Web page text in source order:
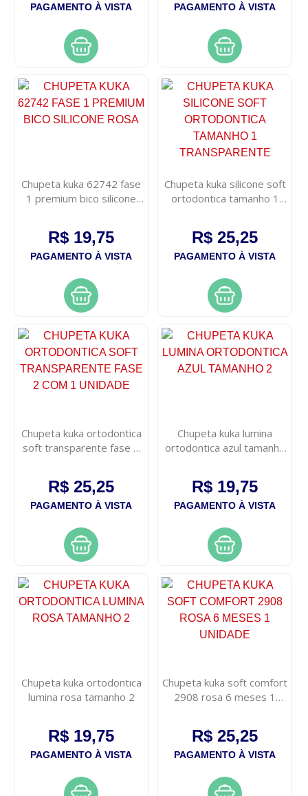
PAGAMENTO À VISTA PAGAMENTO À VISTA
Chupeta kuka 62742 fase
1 premium bico silicone
R$ 19,75
PAGAMENTO À VISTA
Chupeta kuka silicone soft
ortodontica tamanho 1
R$ 25,25
PAGAMENTO À VISTA
Chupeta kuka ortodontica
soft transparente fase 2
R$ 25,25
PAGAMENTO À VISTA
Chupeta kuka lumina
ortodontica azul tamanho
R$ 19,75
PAGAMENTO À VISTA
Chupeta kuka ortodontica
lumina rosa tamanho 2
R$ 19,75
PAGAMENTO À VISTA
Chupeta kuka soft comfort
2908 rosa 6 meses 1
R$ 25,25
PAGAMENTO À VISTA